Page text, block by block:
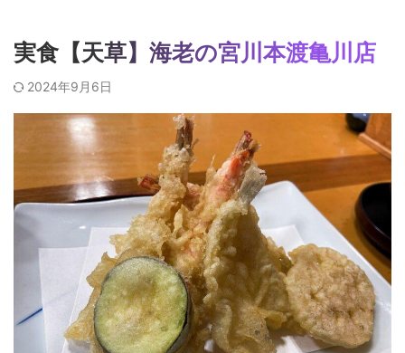
実食【天草】海老の宮川本渡亀川店
2024年9月6日